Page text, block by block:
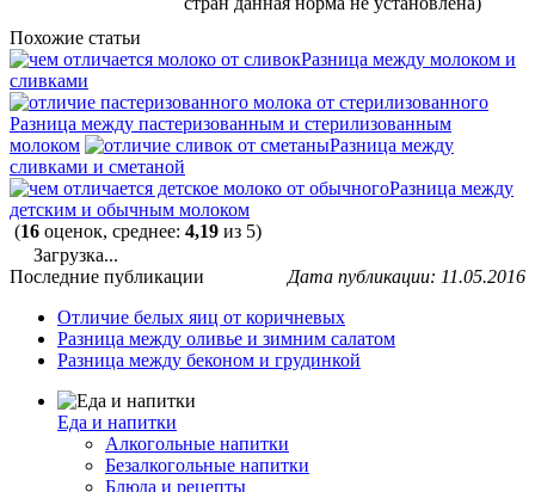
Похожие статьи
Разница между молоком и
сливками
Разница между пастеризованным и стерилизованным
молоком
Разница между
сливками и сметаной
Разница между
детским и обычным молоком
(16 оценок, среднее: 4,19 из 5)
Загрузка...
Дата публикации: 11.05.2016
Последние публикации
Отличие белых яиц от коричневых
Разница между оливье и зимним салатом
Разница между беконом и грудинкой
Еда и напитки
Алкогольные напитки
Безалкогольные напитки
Блюда и рецепты